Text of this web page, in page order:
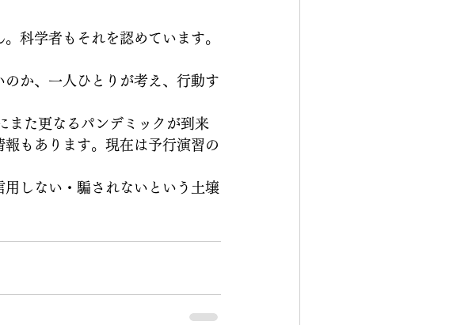
科学者もそれを認めています。
か、一人ひとりが考え、行動す
また更なるパンデミックが到来
もあります。現在は予行演習の
しない・騙されないという土壌